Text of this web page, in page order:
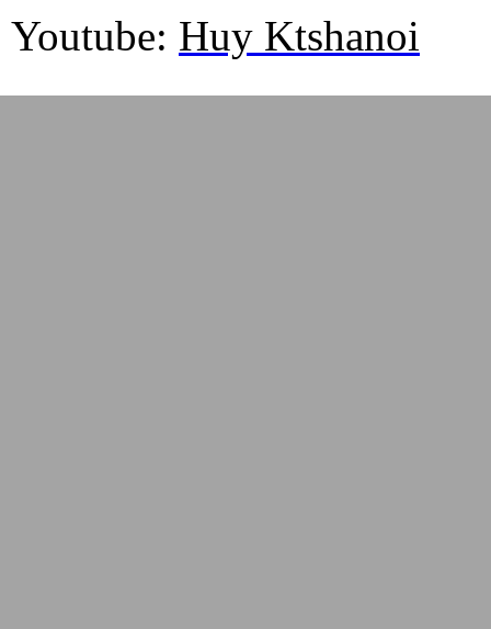
Youtube: Huy Ktshanoi